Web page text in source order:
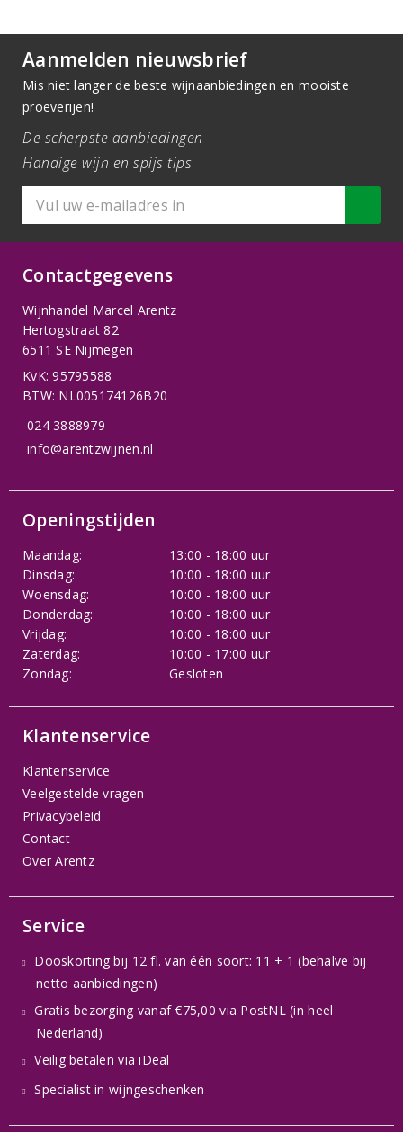
Aanmelden nieuwsbrief
Mis niet langer de beste wijnaanbiedingen en mooiste
proeverijen!
De scherpste aanbiedingen
Handige wijn en spijs tips
Contactgegevens
Wijnhandel Marcel Arentz
Hertogstraat 82
6511 SE Nijmegen
KvK: 95795588
BTW: NL005174126B20
024 3888979
info@arentzwijnen.nl
Openingstijden
Maandag:
13:00 - 18:00 uur
Dinsdag:
10:00 - 18:00 uur
Woensdag:
10:00 - 18:00 uur
Donderdag:
10:00 - 18:00 uur
Vrijdag:
10:00 - 18:00 uur
Zaterdag:
10:00 - 17:00 uur
Zondag:
Gesloten
Klantenservice
Klantenservice
Veelgestelde vragen
Privacybeleid
Contact
Over Arentz
Service
Dooskorting bij 12 fl. van één soort: 11 + 1 (behalve bij
netto aanbiedingen)
Gratis bezorging vanaf €75,00 via PostNL (in heel
Nederland)
Veilig betalen via iDeal
Specialist in wijngeschenken